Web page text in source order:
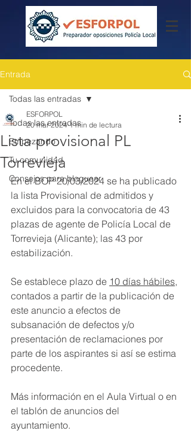
Entrada
Todas las entradas
Empezando
Tu comunidad
Consejos para bloguear
Todas las entradas
Lista provisional PL
Torrevieja
ESFORPOL
20 mar 2024 1 min de lectura
En el BOP 20/03/2024 se ha publicado
la lista Provisional de admitidos y
excluidos para la convocatoria de 43
plazas de agente de Policía Local de
Torrevieja (Alicante); las 43 por
estabilización.
Se establece plazo de 10 días hábiles,
contados a partir de la publicación de
este anuncio a efectos de
subsanación de defectos y/o
presentación de reclamaciones por
parte de los aspirantes si así se estima
procedente.
Más información en el Aula Virtual o en
el tablón de anuncios del
ayuntamiento.